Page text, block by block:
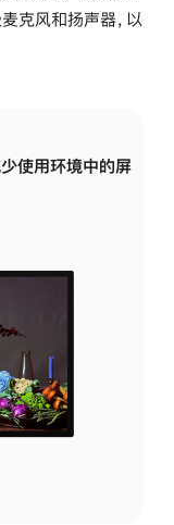
克风和扬声器，以
使用环境中的屏